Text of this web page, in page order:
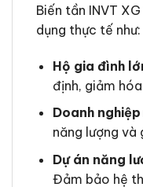
Biến tần INVT
dụng thực tế như:
Hộ gia đình
định, giảm
Doanh nghiệp
năng lượng và
Dự án năng
Đảm bảo hệ